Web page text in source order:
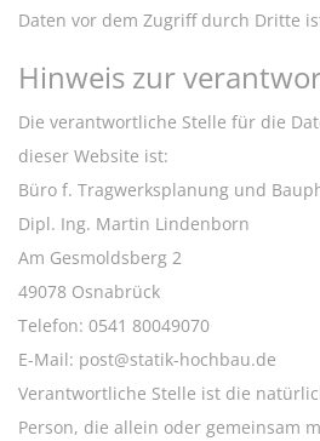
Daten vor dem Zugriff durch Dritte
Hinweis zur
Die verantwortliche Stelle für die
dieser Website ist:
Büro f. Tragwerksplanung und
Dipl. Ing. Martin Lindenborn
Am Gesmoldsberg 2
49078 Osnabrück
Telefon: 0541 80049070
E-Mail: post@statik-hochbau.de
Verantwortliche Stelle ist die
Person, die allein oder gemeinsam